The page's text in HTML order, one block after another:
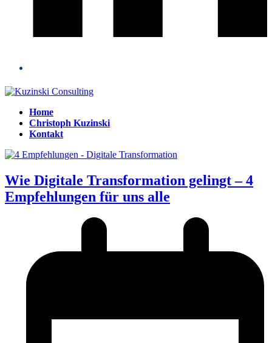
Home
Christoph Kuzinski
Kontakt
Open
menu
Close
menu
Wie Digitale Transformation gelingt – 4
Empfehlungen für uns alle